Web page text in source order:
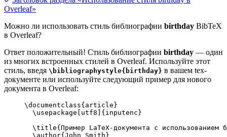
Overleaf»
Можно ли использовать стиль библиографии birthday BibTeX
в Overleaf?
Ответ положительный! Стиль библиографии birthday — один
из многих встроенных стилей в Overleaf. Используйте этот
стиль, введя \bibliographystyle{birthday} в вашем tex-
документе или используйте следующий пример для нового
документа в Overleaf:
\documentclass{ article }
\usepackage
utf8 ]{ inputenc }
\title{Пример LaTeX-документа с
\author{John Smith}